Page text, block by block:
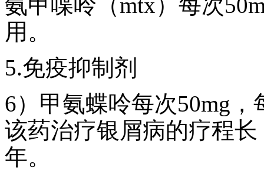
用。
5.免疫抑制剂
6）甲氨蝶呤每次50mg
该药治疗银屑病的疗程
年。